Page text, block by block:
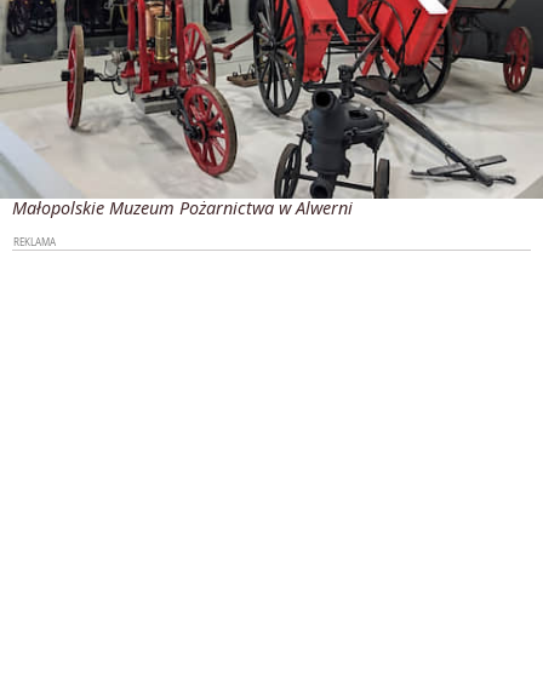
Małopolskie Muzeum Pożarnictwa w Alwerni